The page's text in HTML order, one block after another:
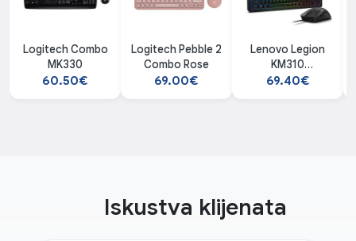
Logitech Combo
MK330
60.50€
Logitech Pebble 2
Combo Rose
69.00€
Lenovo Legion
KM310
RGB GX31N91913
69.40€
Iskustva klijenata